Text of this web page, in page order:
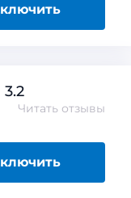
3.2
Читать отзывы